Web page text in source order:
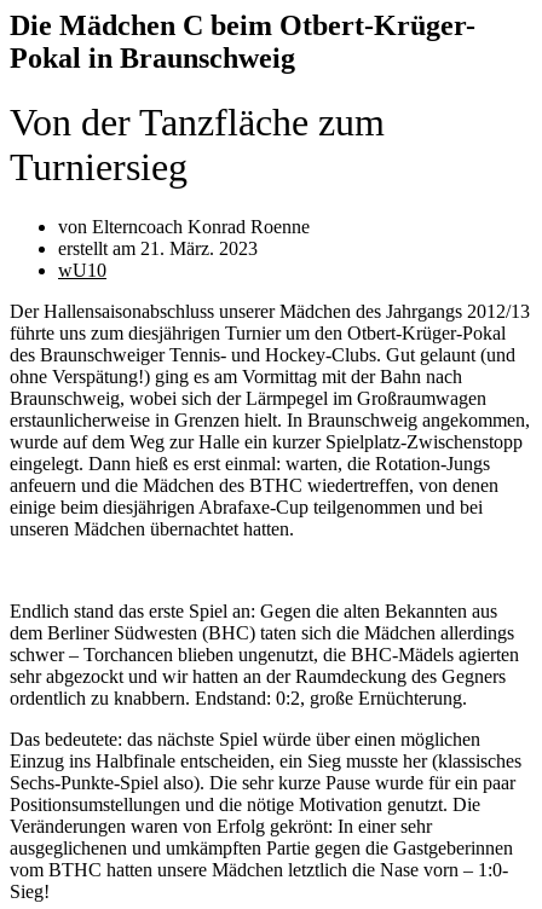
Die Mädchen C beim Otbert-Krüger-
Pokal in Braunschweig
Von der Tanzfläche zum
Turniersieg
von Elterncoach Konrad Roenne
erstellt am 21. März. 2023
wU10
Der Hallensaisonabschluss unserer Mädchen des Jahrgangs 2012/13
führte uns zum diesjährigen Turnier um den Otbert-Krüger-Pokal
des Braunschweiger Tennis- und Hockey-Clubs. Gut gelaunt (und
ohne Verspätung!) ging es am Vormittag mit der Bahn nach
Braunschweig, wobei sich der Lärmpegel im Großraumwagen
erstaunlicherweise in Grenzen hielt. In Braunschweig angekommen,
wurde auf dem Weg zur Halle ein kurzer Spielplatz-Zwischenstopp
eingelegt. Dann hieß es erst einmal: warten, die Rotation-Jungs
anfeuern und die Mädchen des BTHC wiedertreffen, von denen
einige beim diesjährigen Abrafaxe-Cup teilgenommen und bei
unseren Mädchen übernachtet hatten.
Endlich stand das erste Spiel an: Gegen die alten Bekannten aus
dem Berliner Südwesten (BHC) taten sich die Mädchen allerdings
schwer – Torchancen blieben ungenutzt, die BHC-Mädels agierten
sehr abgezockt und wir hatten an der Raumdeckung des Gegners
ordentlich zu knabbern. Endstand: 0:2, große Ernüchterung.
Das bedeutete: das nächste Spiel würde über einen möglichen
Einzug ins Halbfinale entscheiden, ein Sieg musste her (klassisches
Sechs-Punkte-Spiel also). Die sehr kurze Pause wurde für ein paar
Positionsumstellungen und die nötige Motivation genutzt. Die
Veränderungen waren von Erfolg gekrönt: In einer sehr
ausgeglichenen und umkämpften Partie gegen die Gastgeberinnen
vom BTHC hatten unsere Mädchen letztlich die Nase vorn – 1:0-
Sieg!